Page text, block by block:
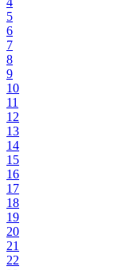
5
6
7
8
9
10
11
12
13
14
15
16
17
18
19
20
21
22